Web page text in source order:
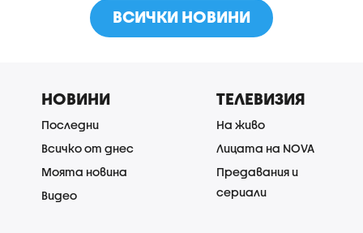
ВСИЧКИ НОВИНИ
НОВИНИ
Последни
Всичко от днес
Моята новина
Видео
ТЕЛЕВИЗИЯ
На живо
Лицата на NOVA
Предавания и
сериали